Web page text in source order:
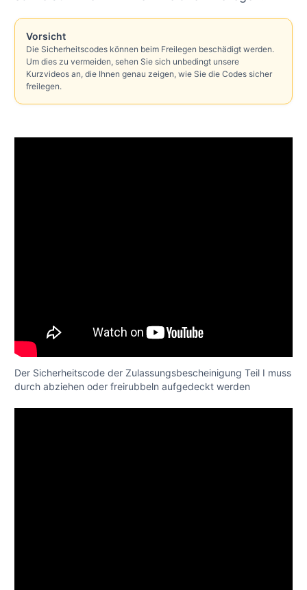
Vorsicht
Die Sicherheitscodes können beim Freilegen beschädigt werden.
Um dies zu vermeiden, sehen Sie sich unbedingt unsere
Kurzvideos an, die Ihnen genau zeigen, wie Sie die Codes sicher
freilegen.
Der Sicherheitscode der Zulassungsbescheinigung Teil I muss
durch abziehen oder freirubbeln aufgedeckt werden